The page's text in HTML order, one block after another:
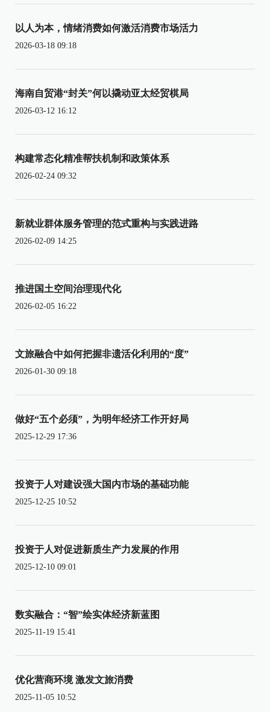
以人为本，情绪消费如何激活消费市场活力
2026-03-18 09:18
海南自贸港“封关”何以撬动亚太经贸棋局
2026-03-12 16:12
构建常态化精准帮扶机制和政策体系
2026-02-24 09:32
新就业群体服务管理的范式重构与实践进路
2026-02-09 14:25
推进国土空间治理现代化
2026-02-05 16:22
文旅融合中如何把握非遗活化利用的“度”
2026-01-30 09:18
做好“五个必须”，为明年经济工作开好局
2025-12-29 17:36
投资于人对建设强大国内市场的基础功能
2025-12-25 10:52
投资于人对促进新质生产力发展的作用
2025-12-10 09:01
数实融合：“智”绘实体经济新蓝图
2025-11-19 15:41
优化营商环境 激发文旅消费
2025-11-05 10:52